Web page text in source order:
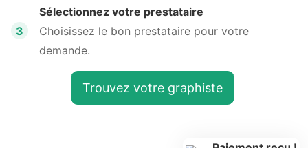
3
Sélectionnez votre prestataire
Choisissez le bon prestataire pour votre
demande.
Trouvez votre graphiste